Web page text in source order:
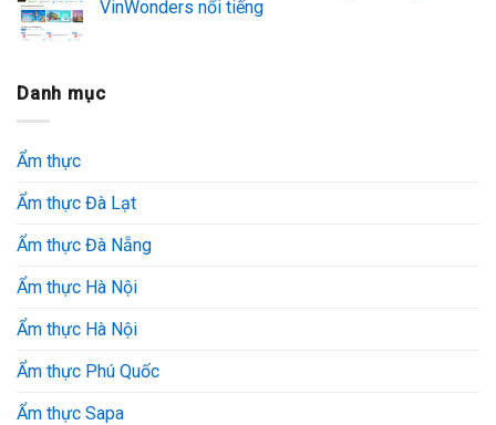
VinWonders nổi tiếng
Danh mục
Ẩm thực
Ẩm thực Đà Lạt
Ẩm thực Đà Nẵng
Ẩm thực Hà Nội
Ẩm thực Hà Nội
Ẩm thực Phú Quốc
Ẩm thực Sapa